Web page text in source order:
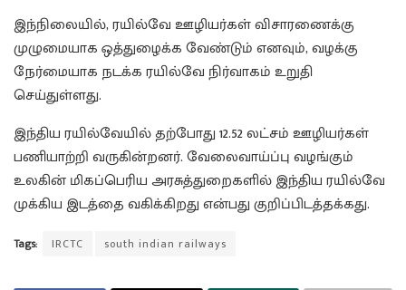
இந்நிலையில், ரயில்வே ஊழியர்கள் விசாரணைக்கு
முழுமையாக ஒத்துழைக்க வேண்டும் எனவும், வழக்கு
நேர்மையாக நடக்க ரயில்வே நிர்வாகம் உறுதி
செய்துள்ளது.
இந்திய ரயில்வேயில் தற்போது 12.52 லட்சம் ஊழியர்கள்
பணியாற்றி வருகின்றனர். வேலைவாய்ப்பு வழங்கும்
உலகின் மிகப்பெரிய அரசுத்துறைகளில் இந்திய ரயில்வே
முக்கிய இடத்தை வகிக்கிறது என்பது குறிப்பிடத்தக்கது.
Tags: IRCTC south indian railways